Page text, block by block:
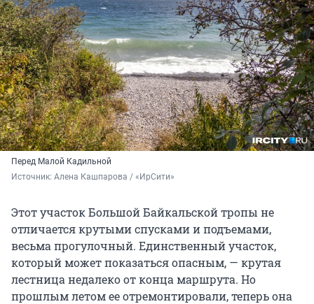
Перед Малой Кадильной
Источник: Алена Кашпарова / «ИрСити»
Этот участок Большой Байкальской тропы не
отличается крутыми спусками и подъемами,
весьма прогулочный. Единственный участок,
который может показаться опасным, — крутая
лестница недалеко от конца маршрута. Но
прошлым летом ее отремонтировали, теперь она